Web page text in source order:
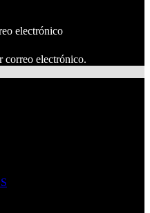
electrónico
correo electrónico.